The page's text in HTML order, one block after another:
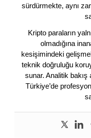
sürdürmekte, aynı
Kripto paraların
olmadığına
kesişimindeki
teknik doğruluğu
sunar. Analitik bakış
Türkiye’de